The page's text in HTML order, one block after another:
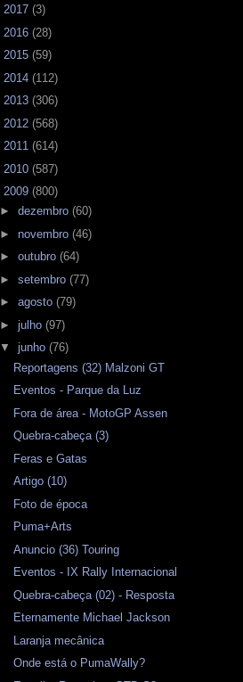
2017 (3)
2016 (28)
2015 (59)
2014 (112)
2013 (306)
2012 (568)
2011 (614)
2010 (587)
2009 (800)
► dezembro (60)
► novembro (46)
► outubro (64)
► setembro (77)
► agosto (79)
► julho (97)
▼ junho (76)
Reportagens (32) Malzoni GT
Eventos - Parque da Luz
Fora de área - MotoGP Assen
Quebra-cabeça (3)
Feras e Gatas
Artigo (10)
Foto de época
Puma+Arts
Anuncio (36) Touring
Eventos - IX Rally Internacional
Quebra-cabeça (02) - Resposta
Eternamente Michael Jackson
Laranja mecânica
Onde está o PumaWally?